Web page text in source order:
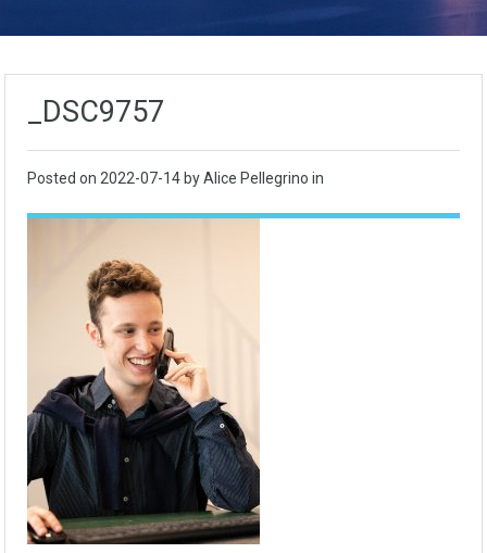
_DSC9757
Posted on 2022-07-14 by Alice Pellegrino in